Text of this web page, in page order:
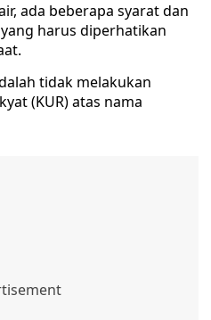
ada beberapa syarat dan
harus diperhatikan
tidak melakukan
(KUR) atas nama